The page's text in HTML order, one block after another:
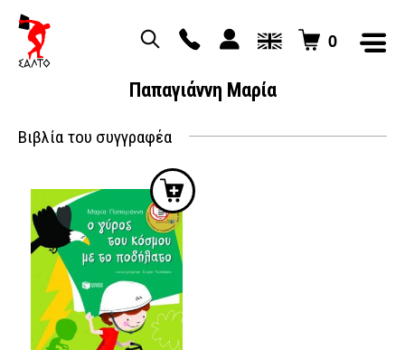
0
Παπαγιάννη Μαρία
Βιβλία του συγγραφέα